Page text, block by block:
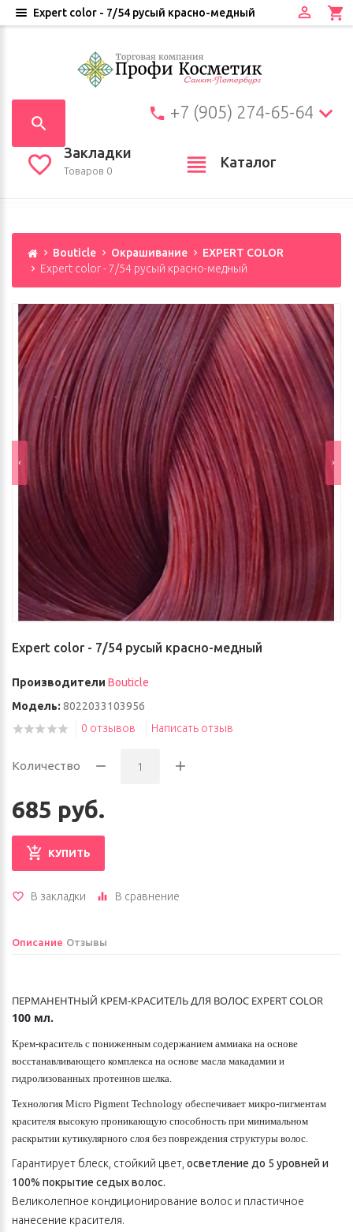
+7 (905) 274-65-64
Закладки
Товаров 0
Каталог
Bouticle Окрашивание
EXPERT COLOR
Expert color - 7/54 русый красно-медный
Expert color - 7/54 русый красно-медный
Производители Bouticle
Модель: 8022033103956
0 отзывов
Написать отзыв
Количество
685 руб.
КУПИТЬ
В закладки В сравнение
Описание Отзывы
ПЕРМАНЕНТНЫЙ КРЕМ-КРАСИТЕЛЬ ДЛЯ ВОЛОС EXPERT COLOR
100 мл.
Крем-краситель с пониженным содержанием аммиака на основе
восстанавливающего комплекса на основе масла макадамии и
гидролизованных протеинов шелка.
Технология Micro Pigment Technology обеспечивает микро-пигментам
красителя высокую проникающую способность при минимальном
раскрытии кутикулярного слоя без повреждения структуры волос.
Гарантирует блеск, стойкий цвет, осветление до 5 уровней и
100% покрытие седых волос.
Великолепное кондиционирование волос и пластичное
нанесение красителя.
Expert color - 7/54 русый красно-медный